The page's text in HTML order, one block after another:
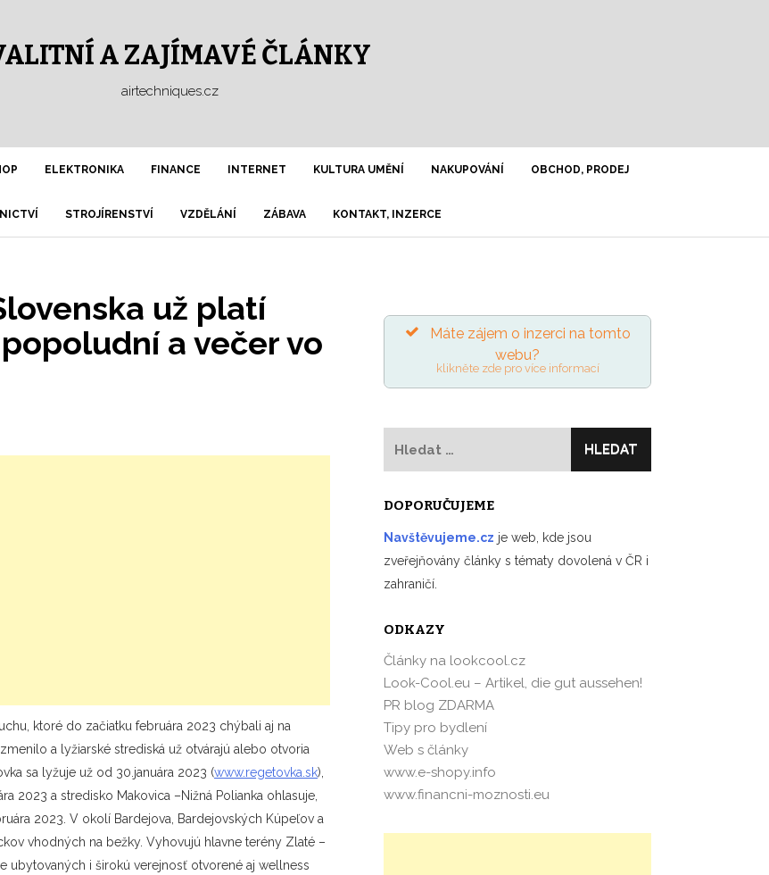
A ZAJÍMAVÉ ČLÁNKY
airtechniques.cz
ELEKTRONIKA FINANCE INTERNET KULTURA UMĚNÍ NAKUPOVÁNÍ OBCHOD, PRODEJ
STROJÍRENSTVÍ VZDĚLÁNÍ ZÁBAVA KONTAKT, INZERCE
už platí
a večer vo
ktoré do začiatku februára 2023 chýbali aj na
a lyžiarské strediská už otvárajú alebo otvoria
sa lyžuje už od 30.januára 2023 (www.regetovka.sk),
2023 a stredisko Makovica –Nižná Polianka ohlasuje,
2023. V okolí Bardejova, Bardejovských Kúpeľov a
vhodných na bežky. Vyhovujú hlavne terény Zlaté –
ubytovaných i širokú verejnosť otvorené aj wellness
Máte zájem o inzerci na tomto
webu?
klikněte zde pro více informací
DOPORUČUJEME
Navštěvujeme.cz je web, kde jsou
zveřejňovány články s tématy dovolená v ČR i
zahraničí.
ODKAZY
Články na lookcool.cz
Look-Cool.eu – Artikel, die gut aussehen!
PR blog ZDARMA
Tipy pro bydlení
Web s články
www.e-shopy.info
www.financni-moznosti.eu